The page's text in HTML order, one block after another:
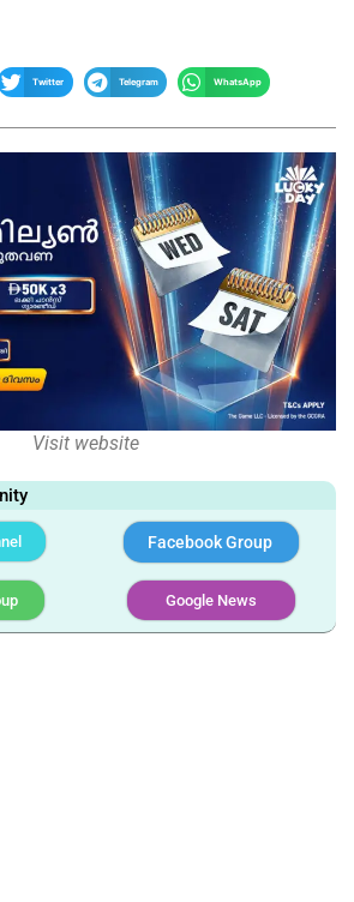
Twitter Telegram WhatsApp
Visit website
Facebook Group
Google News